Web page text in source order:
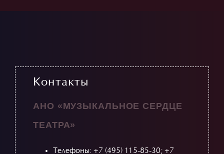
Контакты
АНО «МУЗЫКАЛЬНОЕ СЕРДЦЕ
ТЕАТРА»
Телефоны: +7 (495) 115-85-30; +7